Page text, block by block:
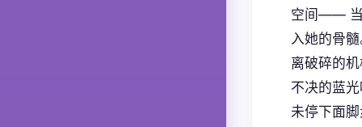
空间—— 当
入她的骨
离破碎的
不决的蓝
未停下面